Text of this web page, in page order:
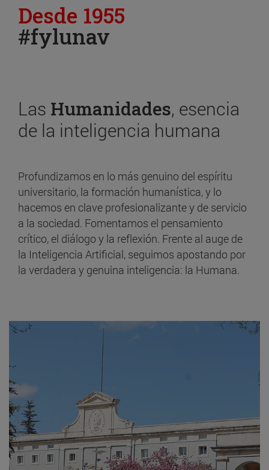
Desde 1955
#fylunav
Las Humanidades, esencia
de la inteligencia humana
Profundizamos en lo más genuino del espíritu
universitario, la formación humanística, y lo
hacemos en clave profesionalizante y de servicio
a la sociedad. Fomentamos el pensamiento
crítico, el diálogo y la reflexión. Frente al auge de
la Inteligencia Artificial, seguimos apostando por
la verdadera y genuina inteligencia: la Humana.